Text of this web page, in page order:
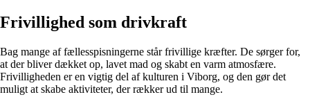
Frivillighed som drivkraft
Bag mange af fællesspisningerne står frivillige kræfter. De sørger for,
at der bliver dækket op, lavet mad og skabt en varm atmosfære.
Frivilligheden er en vigtig del af kulturen i Viborg, og den gør det
muligt at skabe aktiviteter, der rækker ud til mange.